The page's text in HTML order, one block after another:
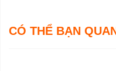
CÓ THỂ BẠN